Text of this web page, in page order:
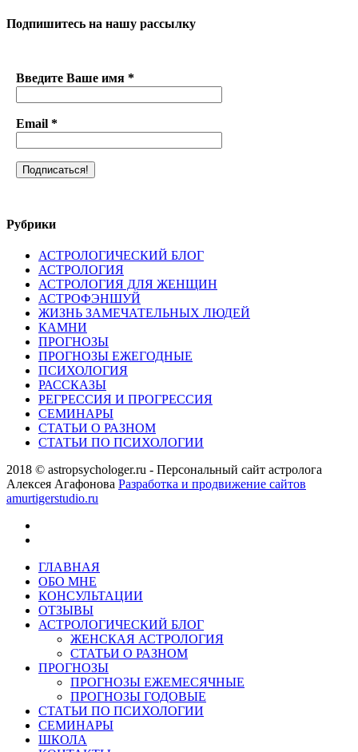
Подпишитесь на нашу рассылку
Введите Ваше имя *
Email *
Рубрики
АСТРОЛОГИЧЕСКИЙ БЛОГ
АСТРОЛОГИЯ
АСТРОЛОГИЯ ДЛЯ ЖЕНЩИН
АСТРОФЭНШУЙ
ЖИЗНЬ ЗАМЕЧАТЕЛЬНЫХ ЛЮДЕЙ
КАМНИ
ПРОГНОЗЫ
ПРОГНОЗЫ ЕЖЕГОДНЫЕ
ПСИХОЛОГИЯ
РАССКАЗЫ
РЕГРЕССИЯ И ПРОГРЕССИЯ
СЕМИНАРЫ
СТАТЬИ О РАЗНОМ
СТАТЬИ ПО ПСИХОЛОГИИ
2018 © astropsychologer.ru - Персональный сайт астролога
Алексея Агафонова Разработка и продвижение сайтов
amurtigerstudio.ru
ГЛАВНАЯ
ОБО МНЕ
КОНСУЛЬТАЦИИ
ОТЗЫВЫ
АСТРОЛОГИЧЕСКИЙ БЛОГ
ЖЕНСКАЯ АСТРОЛОГИЯ
СТАТЬИ О РАЗНОМ
ПРОГНОЗЫ
ПРОГНОЗЫ ЕЖЕМЕСЯЧНЫЕ
ПРОГНОЗЫ ГОДОВЫЕ
СТАТЬИ ПО ПСИХОЛОГИИ
СЕМИНАРЫ
ШКОЛА